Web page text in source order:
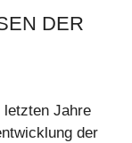
DER
letzten Jahre
der